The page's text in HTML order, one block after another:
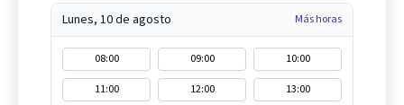
Lunes, 10 de agosto Más horas
08:00 09:00
10:00
11:00
12:00 13:00